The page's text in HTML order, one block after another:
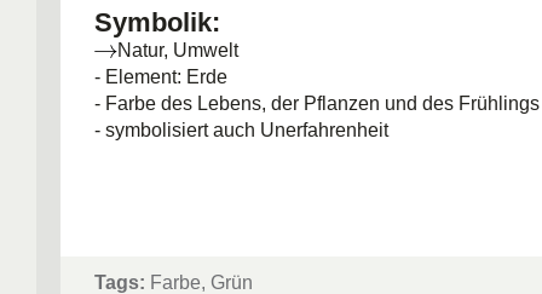
Symbolik:
Natur, Umwelt
- Element: Erde
- Farbe des Lebens, der Pflanzen und des Frühlings
- symbolisiert auch Unerfahrenheit
Tags: Farbe, Grün